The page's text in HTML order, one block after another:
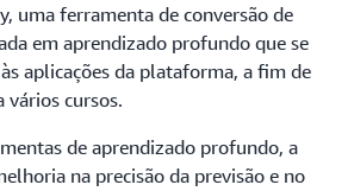
uma ferramenta de conversão de
em aprendizado profundo que se
aplicações da plataforma, a fim de
vários cursos.
de aprendizado profundo, a
na precisão da previsão e no